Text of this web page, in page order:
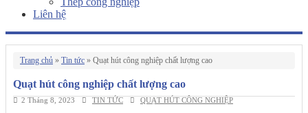
Liên hệ
Trang chủ » Tin tức » Quạt hút công nghiệp chất lượng cao
Quạt hút công nghiệp chất lượng cao
2 Tháng 8, 2023 TIN TỨC QUẠT HÚT CÔNG NGHIỆP